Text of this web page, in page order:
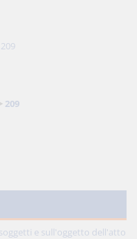
209
e sull'oggetto dell'atto